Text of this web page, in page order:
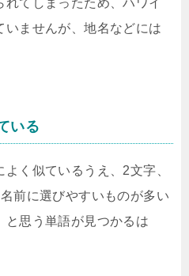
てしまったため、ハワイ
いませんが、地名などには
いる
く似ているうえ、2文字、
前に選びやすいものが多い
と思う単語が見つかるは